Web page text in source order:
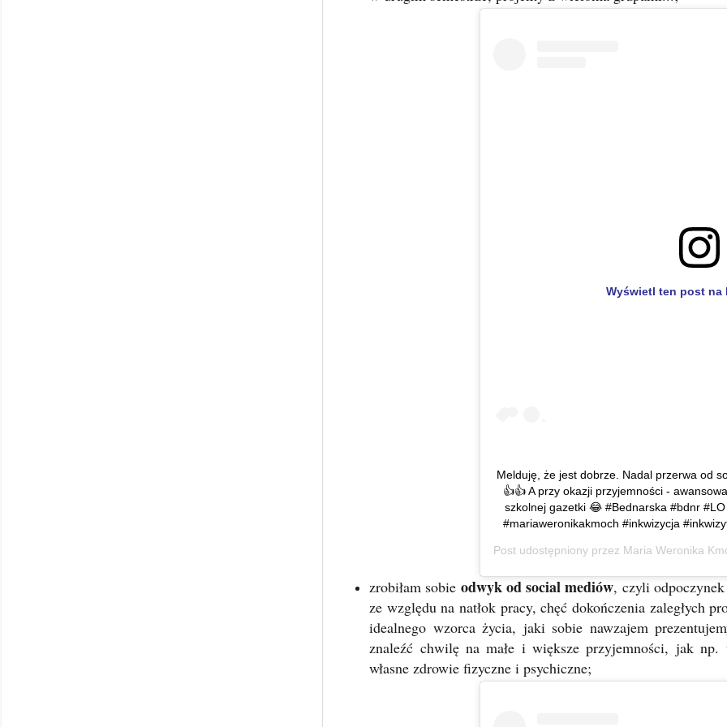
Wyświetl ten post na
Melduję, że jest dobrze. Nadal przerwa od
👍👍 A przy okazji przyjemności -
szkolnej gazetki 😂 #Bednarska #bdnr
#mariaweronikakmoch #inkwizycja
Post udostępniony przez Maria Weronika
zrobiłam sobie odwyk od social mediów, czyli
ze względu na natłok pracy, chęć dokończenia zaległych
idealnego wzorca życia, jaki sobie nawzajem
znaleźć chwilę na małe i większe przyjemności, jak
własne zdrowie fizyczne i psychiczne;